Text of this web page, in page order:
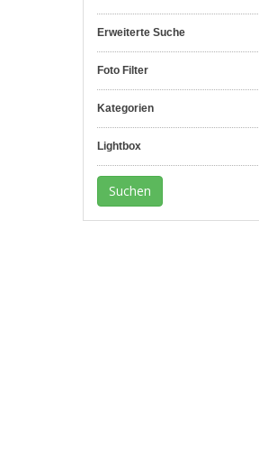
Erweiterte Suche
Foto Filter
Kategorien
Lightbox